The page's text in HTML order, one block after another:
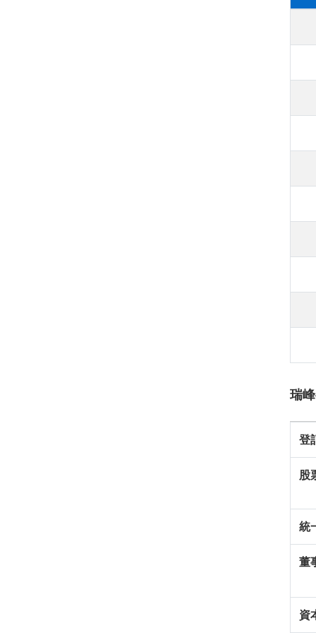
瑞
登
股
統
董
資